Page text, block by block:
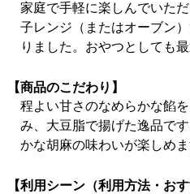
家庭で手軽に楽しんでいた
子レンジ（またはオーブン
りました。おやつとしても最
【商品のこだわり】
程よい甘さのなめらかな餡
み、大豆脂で揚げた逸品で
かな胡麻の味わいが楽しめま
【利用シーン（利用方法・お